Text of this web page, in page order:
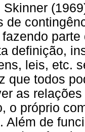
Skinner
de
definição,
leis, etc.
que todos
as
o próprio
Além de